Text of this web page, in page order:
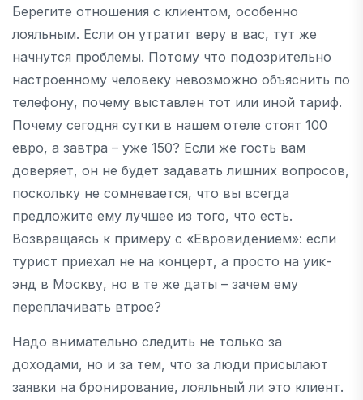
Берегите отношения с клиентом, особенно
лояльным. Если он утратит веру в вас, тут же
начнутся проблемы. Потому что подозрительно
настроенному человеку невозможно объяснить по
телефону, почему выставлен тот или иной тариф.
Почему сегодня сутки в нашем отеле стоят 100
евро, а завтра – уже 150? Если же гость вам
доверяет, он не будет задавать лишних вопросов,
поскольку не сомневается, что вы всегда
предложите ему лучшее из того, что есть.
Возвращаясь к примеру с «Евровидением»: если
турист приехал не на концерт, а просто на уик-
энд в Москву, но в те же даты – зачем ему
переплачивать втрое?
Надо внимательно следить не только за
доходами, но и за тем, что за люди присылают
заявки на бронирование, лояльный ли это клиент.